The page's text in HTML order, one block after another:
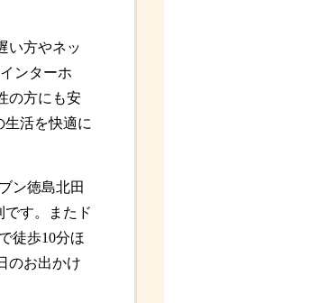
い方やネッ
ンターホ
の方にも安
活を快適に
ン徳島北田
す。またド
徒歩10分ほ
のお出かけ